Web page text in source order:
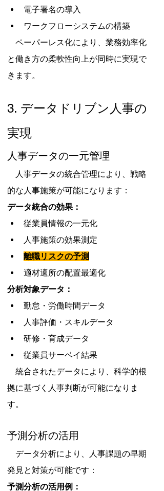
電子署名の導入
ワークフローシステムの構築
ペーパーレス化により、業務効率化
と働き方の柔軟性向上が同時に実現で
きます。
3. データドリブン人事の
実現
人事データの一元管理
人事データの統合管理により、戦略
的な人事施策が可能になります：
データ統合の効果：
従業員情報の一元化
人事施策の効果測定
離職リスクの予測
適材適所の配置最適化
分析対象データ：
勤怠・労働時間データ
人事評価・スキルデータ
研修・育成データ
従業員サーベイ結果
統合されたデータにより、科学的根
拠に基づく人事判断が可能になりま
す。
予測分析の活用
データ分析により、人事課題の早期
発見と対策が可能です：
予測分析の活用例：